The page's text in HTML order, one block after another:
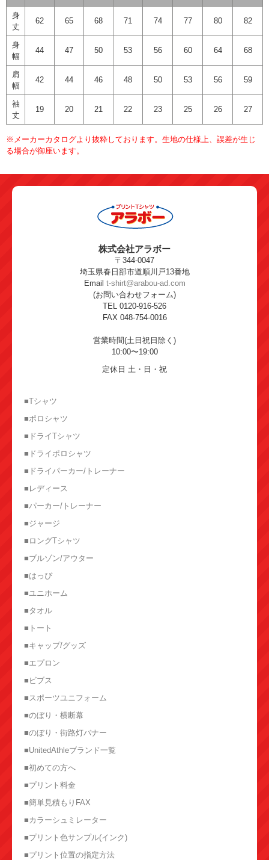
身
丈
62 65 68 71 74 77 80 82
身
幅
44 47 50 53 56 60 64 68
肩
幅
42 44 46 48 50 53 56 59
袖
丈
19 20 21 22 23 25 26 27
※メーカーカタログより抜粋しております。生地の仕様上、誤差が生じ
る場合が御座います。
株式会社アラボー
〒344-0047
埼玉県春日部市道順川戸13番地
Email t-shirt@arabou-ad.com
(お問い合わせフォーム)
TEL 0120-916-526
FAX 048-754-0016
営業時間(土日祝日除く)
10:00〜19:00
定休日 土・日・祝
■Tシャツ
■ポロシャツ
■ドライTシャツ
■ドライポロシャツ
■ドライパーカー/トレーナー
■レディース
■パーカー/トレーナー
■ジャージ
■ロングTシャツ
■ブルゾン/アウター
■はっぴ
■ユニホーム
■タオル
■トート
■キャップ/グッズ
■エプロン
■ビブス
■スポーツユニフォーム
■のぼり・横断幕
■のぼり・街路灯バナー
■UnitedAthleブランド一覧
■初めての方へ
■プリント料金
■簡単見積もりFAX
■カラーシュミレーター
■プリント色サンプル(インク)
■プリント位置の指定方法